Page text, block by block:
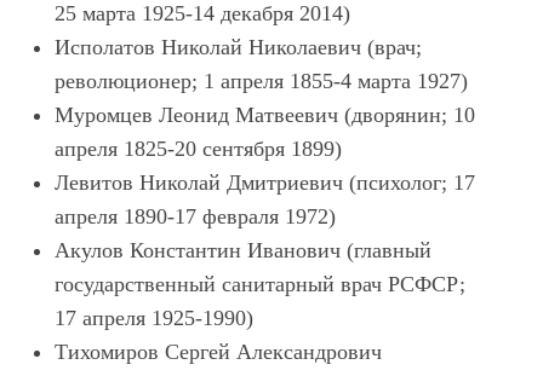
25 марта 1925-14 декабря 2014)
Исполатов Николай Николаевич (врач;
революционер; 1 апреля 1855-4 марта 1927)
Муромцев Леонид Матвеевич (дворянин; 10
апреля 1825-20 сентября 1899)
Левитов Николай Дмитриевич (психолог; 17
апреля 1890-17 февраля 1972)
Акулов Константин Иванович (главный
государственный санитарный врач РСФСР;
17 апреля 1925-1990)
Тихомиров Сергей Александрович